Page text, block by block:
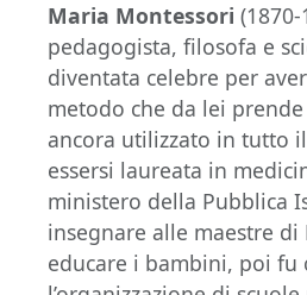
Maria Montessori (1870-
pedagogista, filosofa e
diventata celebre per
metodo che da lei
ancora utilizzato in tutto
essersi laureata in
ministero della Pubblica
insegnare alle maestre di
educare i bambini, poi fu